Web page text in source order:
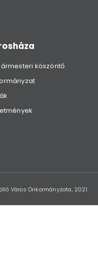
köszöntő
Város Önkormányzata, 2021.